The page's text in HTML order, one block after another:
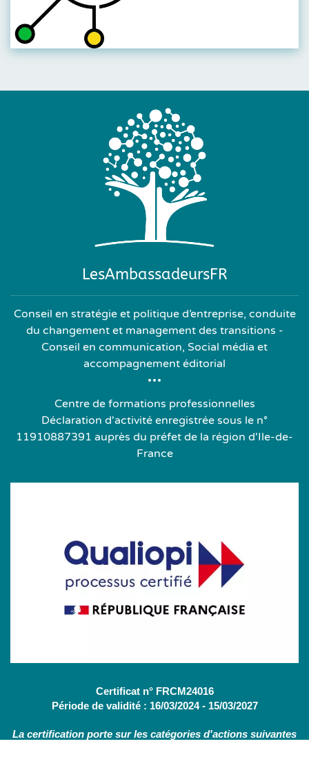
LesAmbassadeursFR
Conseil en stratégie et politique d’entreprise, conduite
du changement et management des transitions -
Conseil en communication, Social média et
accompagnement éditorial
Centre de formations professionnelles
Déclaration d'activité enregistrée sous le n°
11910887391 auprès du préfet de la région d'Ile-de-
France
Certificat n° FRCM24016
Période de validité : 16/03/2024 - 15/03/2027
La certification porte sur les catégories d'actions suivantes